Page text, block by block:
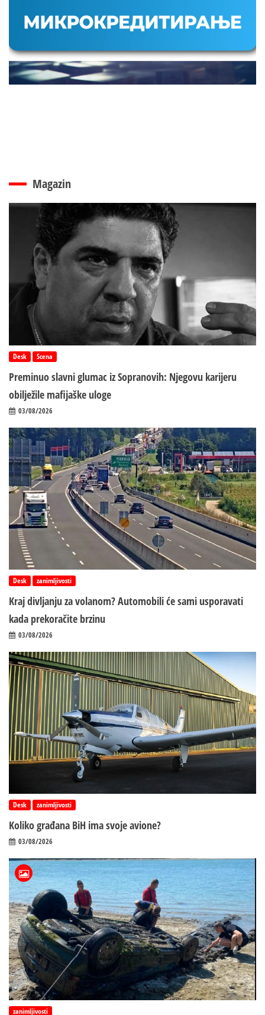
Magazin
Desk Scena
Preminuo slavni glumac iz Sopranovih: Njegovu karijeru
obilježile mafijaške uloge
03/08/2026
Desk zanimljivosti
Kraj divljanju za volanom? Automobili će sami usporavati
kada prekoračite brzinu
03/08/2026
Desk zanimljivosti
Koliko građana BiH ima svoje avione?
03/08/2026
zanimljivosti